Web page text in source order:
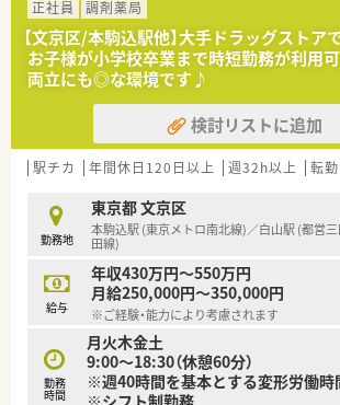
■漢方製剤の取り扱いがあるため、煎じ薬や
る方にとって、専門的な知識を深められる
えます。
■在宅業務への対応はなく外来調剤に専念
人ひとりの患者様とじっくり向き合いたい
です。
【法人特徴について】
■文京区白山エリアにて100年以上の長い
法人です。
■白山駅周辺に4店舗を集中的にドミナン
間の距離が近いため緊急時の相互サポート
ズです。
■地域密着型の薬局として患者様との対話
ており、大手チェーンにはない温かみのあ
ています。
【勤務実態について】
■平日は19時までの勤務となりますが、残
ないため、終業後の時間を趣味や自己研鑽
正社員
調剤薬局
【文京区/本駒込駅他】大手ドラッグスト
お子様が小学校卒業まで時短勤務が利用
両立にも◎な環境です♪
検討リストに追加
駅チカ 年間休日120日以上 週32h以上 転
勤務地
東京都 文京区
本駒込駅 (東京メトロ南北線)／白山駅 (都営
田線)
給与
年収430万円～550万円
月給250,000円～350,000円
※ご経験・能力により考慮されます
勤務
時間
月火木金土
9:00～18:30（休憩60分）
※週40時間を基本とする変形労働時
※シフト制勤務